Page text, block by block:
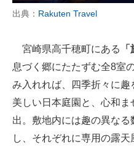
出典： Rakuten Travel
宮崎県高千穂町にある
息づく郷にたたずむ全8室
み入れれば、四季折々に
美しい日本庭園と、心和
出。敷地内には趣の異な
し、それぞれに専用の露